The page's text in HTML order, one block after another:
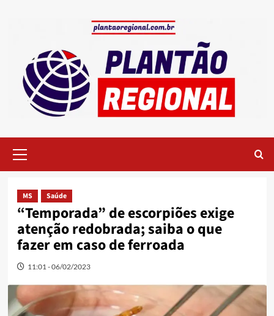
Menu
MS Saúde
“Temporada” de escorpiões exige
atenção redobrada; saiba o que
fazer em caso de ferroada
11:01 - 06/02/2023